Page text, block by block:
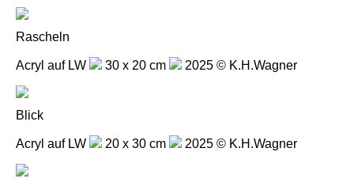
Rascheln
Acryl auf LW 30 x 20 cm 2025 © K.H.Wagner
Blick
Acryl auf LW 20 x 30 cm 2025 © K.H.Wagner